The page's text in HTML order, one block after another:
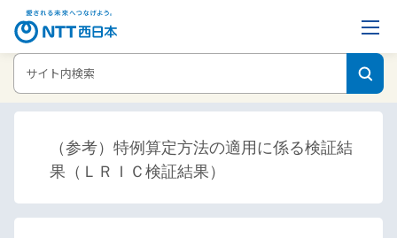
ホーム ニュースリリース
（参考）特例算定方法の適用に係る検証結果
（ＬＲＩＣ検証結果）
（参考）特例算定方法の適用に係る検証結
果（ＬＲＩＣ検証結果）